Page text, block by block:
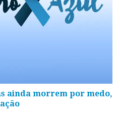
ainda morrem por medo,